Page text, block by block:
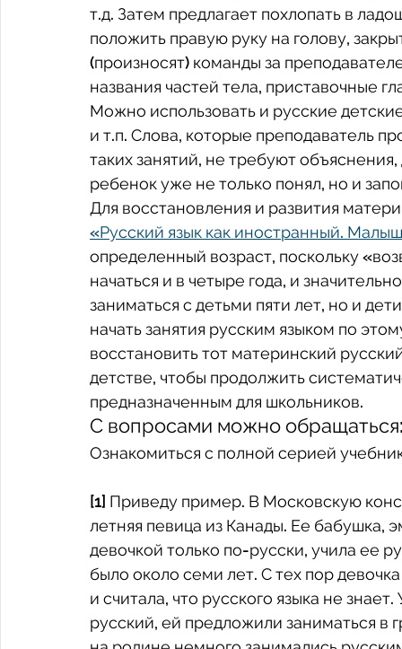
т.д. Затем предлагает похлопать в
положить правую руку на голову,
(произносят) команды за
названия частей тела, приставочные
Можно использовать и русские
и т.п. Слова, которые преподаватель
таких занятий, не требуют
ребенок уже не только понял, но и
Для восстановления и развития
«Русский язык как иностранный.
определенный возраст, поскольку
начаться и в четыре года, и
заниматься с детьми пяти лет, но и
начать занятия русским языком по
восстановить тот материнский
детстве, чтобы продолжить
предназначенным для школьников.
С вопросами можно
Ознакомиться с полной серией
[1] Приведу пример. В Московскую
летняя певица из Канады. Ее бабушка,
девочкой только по-русски, учила ее
было около семи лет. С тех пор
и считала, что русского языка не
русский, ей предложили заниматься в